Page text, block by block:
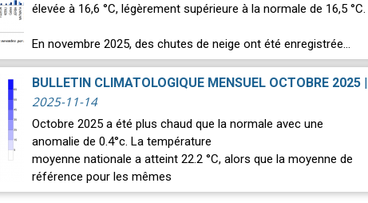
élevée à 16,6 °C, légèrement supérieure à la normale de 16,5 °C.
En novembre 2025, des chutes de neige ont été enregistrée…
BULLETIN CLIMATOLOGIQUE MENSUEL OCTOBRE 2025 |
2025-11-14
Octobre 2025 a été plus chaud que la normale avec une
anomalie de 0.4°c. La température
moyenne nationale a atteint 22.2 °C, alors que la moyenne de
référence pour les mêmes
stati…Lire